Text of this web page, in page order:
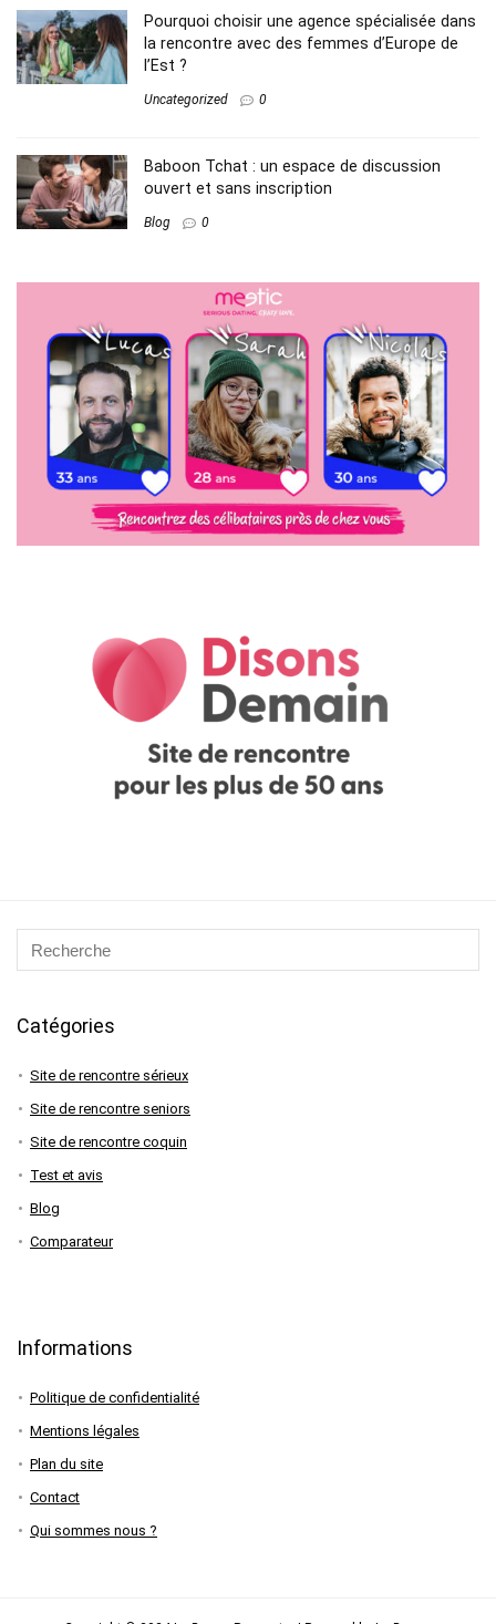
Pourquoi choisir une agence spécialisée dans
la rencontre avec des femmes d’Europe de
l’Est ?
Uncategorized 0
Baboon Tchat : un espace de discussion
ouvert et sans inscription
Blog 0
Catégories
Site de rencontre sérieux
Site de rencontre seniors
Site de rencontre coquin
Test et avis
Blog
Comparateur
Informations
Politique de confidentialité
Mentions légales
Plan du site
Contact
Qui sommes nous ?